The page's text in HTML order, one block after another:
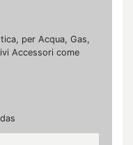
per Acqua, Gas,
Accessori come